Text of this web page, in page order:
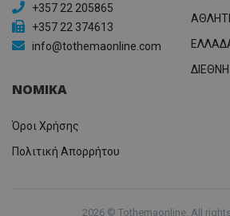
+357 22 205865
+357 22 374613
info@tothemaonline.com
ΔΙΕΘΝΗ
ΝΟΜΙΚΑ
Όροι Χρήσης
Πολιτική Απορρήτου
2026 © Tothemaonline. All